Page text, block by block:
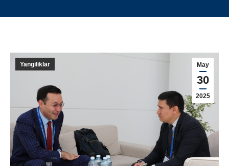
May
30
2025
Yangiliklar